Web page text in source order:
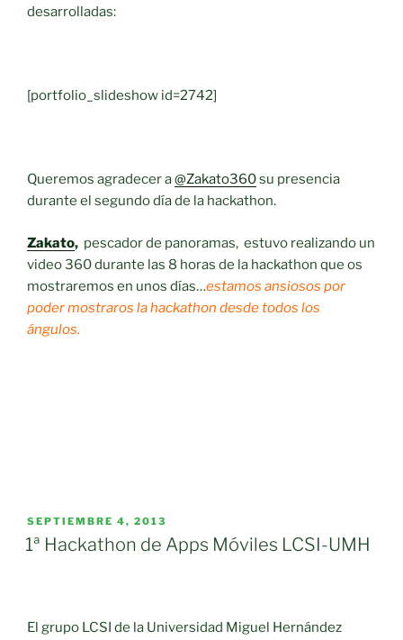
desarrolladas:
[portfolio_slideshow id=2742]
Queremos agradecer a@Zakato360su presencia
durante el segundo día de la hackathon.
Zakato, pescador de panoramas, estuvo realizando un
video 360 durante las 8 horas de la hackathon que os
mostraremos en unos días…estamos ansiosos por
poder mostraros la hackathon desde todos los
ángulos.
PUBLICADO
EL
SEPTIEMBRE 4, 2013
1ª Hackathon de Apps Móviles LCSI-UMH
El grupo LCSI de la Universidad Miguel Hernández